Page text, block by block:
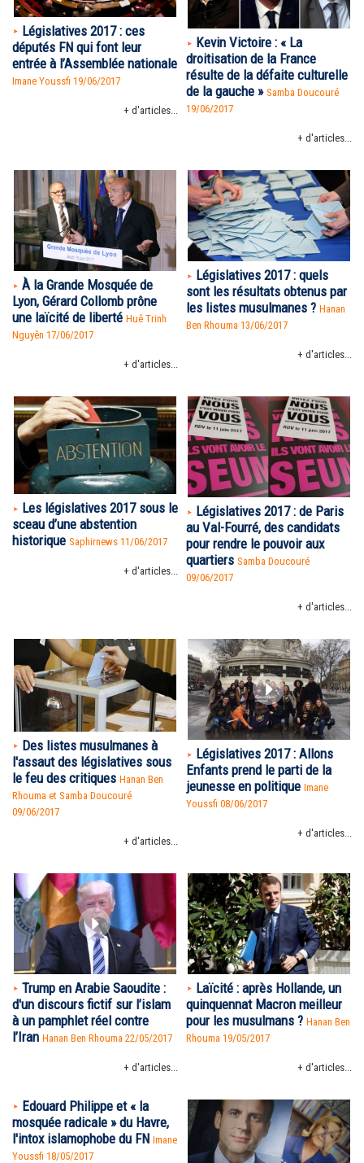
Législatives 2017 : ces
députés FN qui font leur
entrée à l’Assemblée nationale
Imane Youssfi 19/06/2017
+ d'articles...
Kevin Victoire : « La
droitisation de la France
résulte de la défaite culturelle
de la gauche » Samba Doucouré
19/06/2017
+ d'articles...
À la Grande Mosquée de
Lyon, Gérard Collomb prône
une laïcité de liberté Huê Trinh
Nguyên 17/06/2017
+ d'articles...
Législatives 2017 : quels
sont les résultats obtenus par
les listes musulmanes ? Hanan
Ben Rhouma 13/06/2017
+ d'articles...
Les législatives 2017 sous le
sceau d’une abstention
historique Saphirnews 11/06/2017
+ d'articles...
Législatives 2017 : de Paris
au Val-Fourré, des candidats
pour rendre le pouvoir aux
quartiers Samba Doucouré
09/06/2017
+ d'articles...
Des listes musulmanes à
l'assaut des législatives sous
le feu des critiques Hanan Ben
Rhouma et Samba Doucouré
09/06/2017
+ d'articles...
Législatives 2017 : Allons
Enfants prend le parti de la
jeunesse en politique Imane
Youssfi 08/06/2017
+ d'articles...
Trump en Arabie Saoudite :
d'un discours fictif sur l’islam
à un pamphlet réel contre
l’Iran Hanan Ben Rhouma 22/05/2017
+ d'articles...
Laïcité : après Hollande, un
quinquennat Macron meilleur
pour les musulmans ? Hanan Ben
Rhouma 19/05/2017
+ d'articles...
Edouard Philippe et « la
mosquée radicale » du Havre,
l'intox islamophobe du FN Imane
Youssfi 18/05/2017